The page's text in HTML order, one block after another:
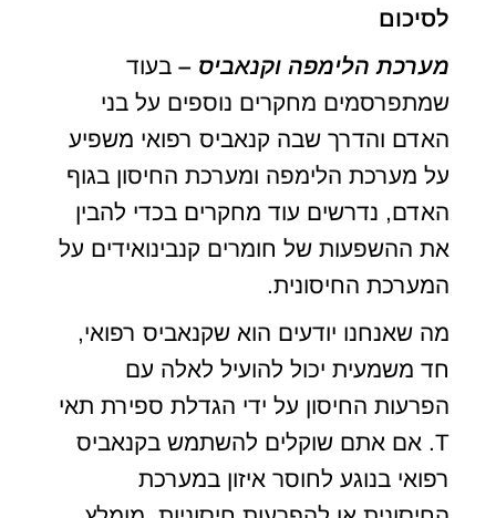
לסיכום
מערכת הלימפה וקנאביס – בעוד
שמתפרסמים מחקרים נוספים על בני
האדם והדרך שבה קנאביס רפואי משפיע
על מערכת הלימפה ומערכת החיסון בגוף
האדם, נדרשים עוד מחקרים בכדי להבין
את ההשפעות של חומרים קנבינואידים על
המערכת החיסונית.
מה שאנחנו יודעים הוא שקנאביס רפואי,
חד משמעית יכול להועיל לאלה עם
הפרעות החיסון על ידי הגדלת ספירת תאי
T. אם אתם שוקלים להשתמש בקנאביס
רפואי בנוגע לחוסר איזון במערכת